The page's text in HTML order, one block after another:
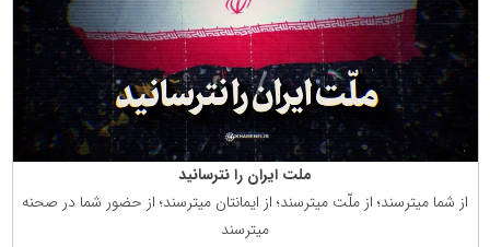
ملت ایران را نترسانید
از شما میترسند؛ از ملّت میترسند؛ از ایمانتان میترسند؛ از حضور شما در صحنه
میترسند